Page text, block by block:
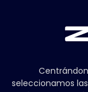
seleccionamos